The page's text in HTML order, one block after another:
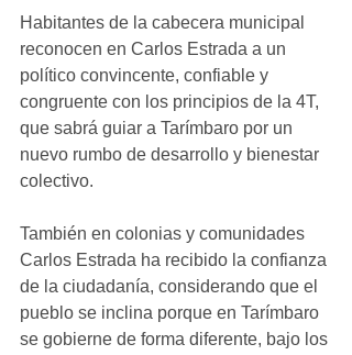
Habitantes de la cabecera municipal
reconocen en Carlos Estrada a un
político convincente, confiable y
congruente con los principios de la 4T,
que sabrá guiar a Tarímbaro por un
nuevo rumbo de desarrollo y bienestar
colectivo.
También en colonias y comunidades
Carlos Estrada ha recibido la confianza
de la ciudadanía, considerando que el
pueblo se inclina porque en Tarímbaro
se gobierne de forma diferente, bajo los